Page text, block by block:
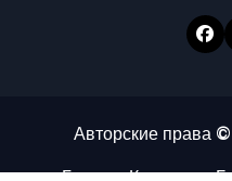
Авторские права